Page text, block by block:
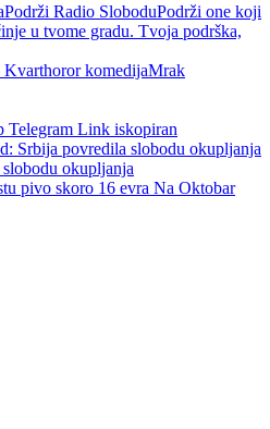
Podrži Radio SloboduPodrži one koji
u tvome gradu. Tvoja podrška,
Kvarthoror komedijaMrak
Telegram Link iskopiran
okupljanja
Na Oktobar